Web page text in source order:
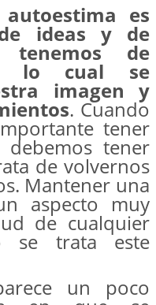
es
ideas y de
tenemos de
lo cual se
imagen y
. Cuando
tener
debemos tener
de volvernos
Mantener una
aspecto muy
de cualquier
se trata este
un poco